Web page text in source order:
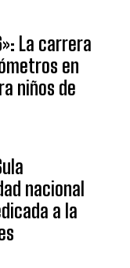
La carrera
en
niños de
nacional
a la